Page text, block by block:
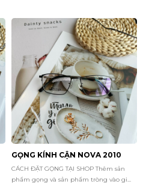
GỌNG KÍNH CẬN NOVA 2010
CÁCH ĐẶT GỌNG TẠI SHOP Thêm sản
phẩm gọng và sản phẩm tròng vào gi...